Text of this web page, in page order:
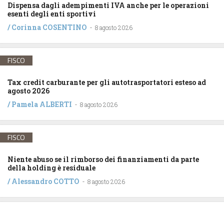
Dispensa dagli adempimenti IVA anche per le operazioni
esenti degli enti sportivi
/Corinna COSENTINO - 8 agosto 2026
FISCO
Tax credit carburante per gli autotrasportatori esteso ad
agosto 2026
/Pamela ALBERTI - 8 agosto 2026
FISCO
Niente abuso se il rimborso dei finanziamenti da parte
della holding è residuale
/Alessandro COTTO - 8 agosto 2026